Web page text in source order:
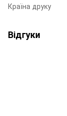
Країна друку
Відгуки